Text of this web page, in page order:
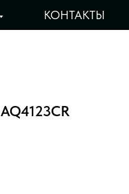
КОНТАКТЫ